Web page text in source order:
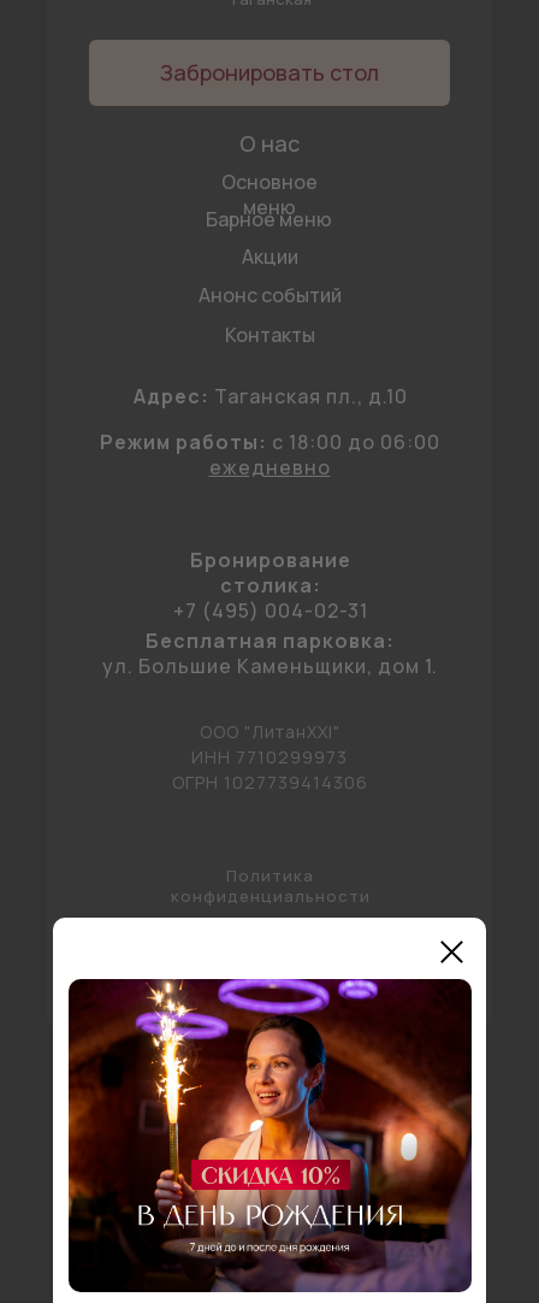
Основное
меню
Акции
Анонс событий
Контакты
О нас
Режим работы: c 18:00 до 06:00
ежедневно
Адрес: Таганская пл., д.10
Бронирование
столика:
+7 (495) 004-02-31
Политика
конфиденциальности
Барное меню
Бесплатная парковка:
ул. Большие Каменьщики, дом 1.
ООО "ЛитанXXI"
ИНН 7710299973
Забронировать стол
ОГРН 1027739414306
*Контент предназначен для лиц старше 18
лет.